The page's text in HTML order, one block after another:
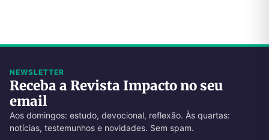
NEWSLETTER
Receba a Revista Impacto no seu
email
Aos domingos: estudo, devocional, reflexão. Às quartas:
notícias, testemunhos e novidades. Sem spam.